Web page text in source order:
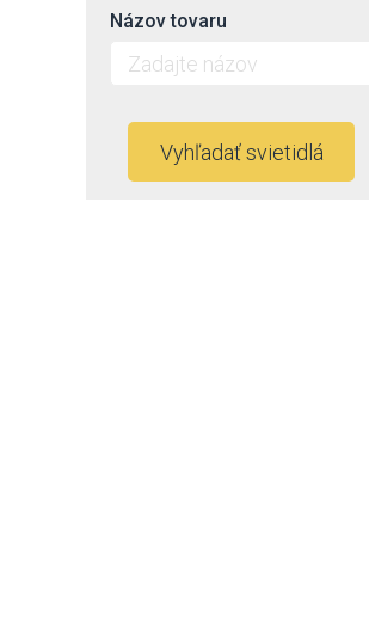
Názov tovaru
Vyhľadať svietidlá